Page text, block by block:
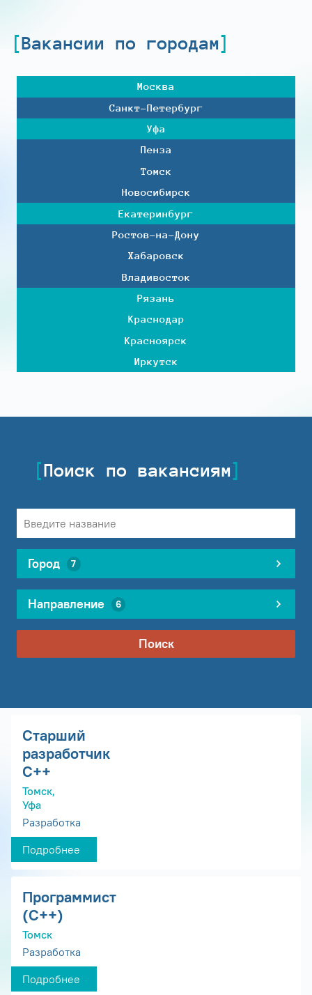
Вакансии по городам
Москва
Санкт-Петербург
Уфа
Пенза
Томск
Новосибирск
Екатеринбург
Ростов-на-Дону
Хабаровск
Владивосток
Рязань
Краснодар
Красноярск
Иркутск
Поиск по вакансиям
Город 7
Направление 6
Поиск
Старший
разработчик
С++
Томск,
Уфа
Разработка
Подробнее
Программист
(С++)
Томск
Разработка
Подробнее